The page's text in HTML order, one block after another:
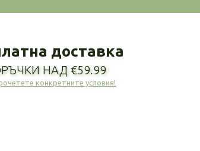
доставка
НАД €59.99
конкретните условия!